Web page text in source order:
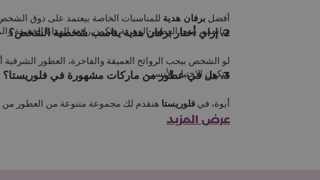
أفضل برفان هدية للمناسبات الخاصة بيعتمد على ذوق
مناسب، بينما العطور الزهرية هتكون رائعة للهدايا الخفيفة
2. إزاي أختار برفان هدية يناسب شخصية الشخص؟
لو الشخص بيحب الروائح العميقة والفاخرة، العطور الشرقية
هتكون الاختيار الأنسب.
3. هل في عطور من ماركات مشهورة في فلوريستا؟
أيوة، في فلوريستا هنقدم لك مجموعة متنوعة من العطور من
بتختار
برفان هدية
عرض المزيد